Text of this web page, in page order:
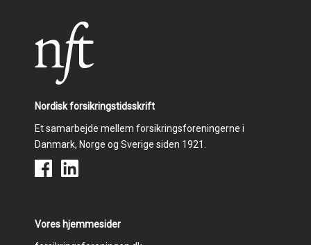
Nordisk forsikringstidsskrift
Et samarbejde mellem forsikringsforeningerne i
Danmark, Norge og Sverige siden 1921.
Vores hjemmesider